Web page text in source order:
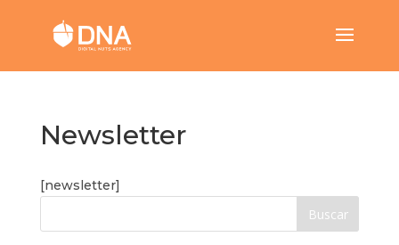
Newsletter
[newsletter]